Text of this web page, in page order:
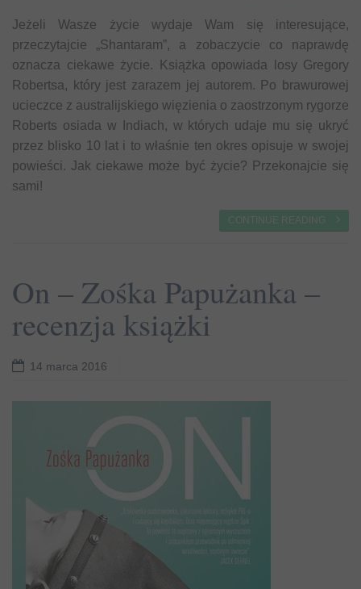
Jeżeli Wasze życie wydaje Wam się interesujące,
przeczytajcie „Shantaram”, a zobaczycie co naprawdę
oznacza ciekawe życie. Książka opowiada losy Gregory
Robertsa, który jest zarazem jej autorem. Po brawurowej
ucieczce z australijskiego więzienia o zaostrzonym rygorze
Roberts osiada w Indiach, w których udaje mu się ukryć
przez blisko 10 lat i to właśnie ten okres opisuje w swojej
powieści. Jak ciekawe może być życie? Przekonajcie się
sami!
CONTINUE READING
On – Zośka Papużanka –
recenzja książki
14 marca 2016